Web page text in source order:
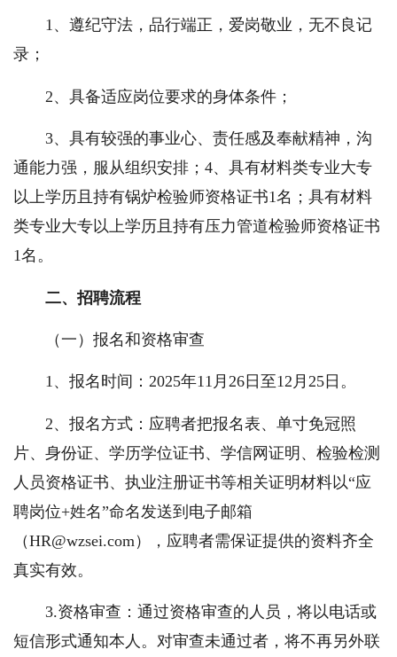
1、遵纪守法，品行端正，爱岗敬业，无不良记
录；
2、具备适应岗位要求的身体条件；
3、具有较强的事业心、责任感及奉献精神，沟
通能力强，服从组织安排； 4、具有材料类专业大专
以上学历且持有锅炉检验师资格证书1名；具有材料
类专业大专以上学历且持有压力管道检验师资格证书
1名。
二、招聘流程
（一）报名和资格审查
1、报名时间：2025年11月26日至12月25日。
2、报名方式：应聘者把报名表、单寸免冠照
片、身份证、学历学位证书、学信网证明、检验检测
人员资格证书、执业注册证书等相关证明材料以“应
聘岗位+姓名”命名发送到电子邮箱
（HR@wzsei.com ），应聘者需保证提供的资料齐全
真实有效。
3.资格审查：通过资格审查的人员，将以电话或
短信形式通知本人。 对审查未通过者，将不再另外联